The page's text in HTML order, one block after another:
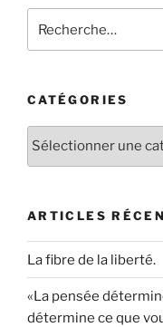
CATÉGORIES
Catégories
ARTICLES
La fibre de la liberté.
«La pensée
détermine ce que